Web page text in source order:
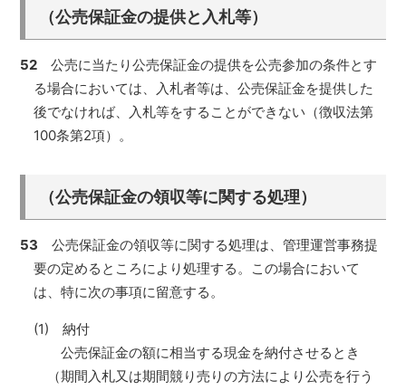
（公売保証金の提供と入札等）
52 公売に当たり公売保証金の提供を公売参加の条件とす
る場合においては、入札者等は、公売保証金を提供した
後でなければ、入札等をすることができない（徴収法第
100条第2項）。
（公売保証金の領収等に関する処理）
53 公売保証金の領収等に関する処理は、管理運営事務提
要の定めるところにより処理する。この場合において
は、特に次の事項に留意する。
(1) 納付
公売保証金の額に相当する現金を納付させるとき
（期間入札又は期間競り売りの方法により公売を行う